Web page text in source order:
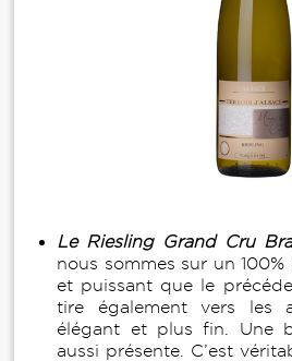
Le Riesling Grand Cru
nous sommes sur un
et puissant que le
tire également vers les
élégant et plus fin. Une
aussi présente. C’est